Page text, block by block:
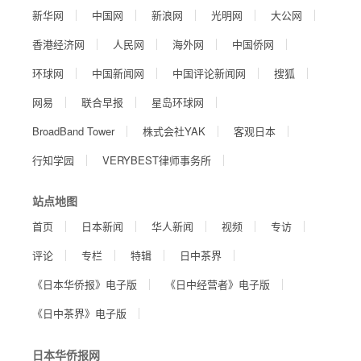
新华网 中国网 新浪网 光明网
大公网
香港经济网
人民网 海外网
中国侨网
环球网
中国新闻网 中国评论新闻网
搜狐
网易
联合早报
星岛环球网
BroadBand Tower
株式会社YAK
客观日本
行知学园
VERYBEST律师事务所
站点地图
首页 日本新闻 华人新闻 视频
专访
评论
专栏 特辑
日中茶界
《日本华侨报》电子版
《日中经营者》电子版
《日中茶界》电子版
日本华侨报网